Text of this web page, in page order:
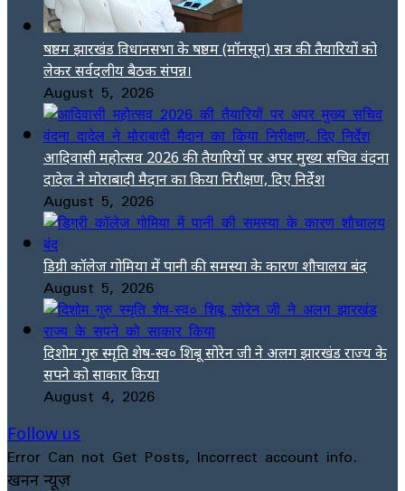
षष्ठम झारखंड विधानसभा के षष्ठम (मॉनसून) सत्र की तैयारियों को
लेकर सर्वदलीय बैठक संपन्न।
August 5, 2026
आदिवासी महोत्सव 2026 की तैयारियों पर अपर मुख्य सचिव वंदना
दादेल ने मोराबादी मैदान का किया निरीक्षण, दिए निर्देश
August 5, 2026
डिग्री कॉलेज गोमिया में पानी की समस्या के कारण शौचालय बंद
August 5, 2026
दिशोम गुरु स्मृति शेष-स्व० शिबू सोरेन जी ने अलग झारखंड राज्य के
सपने को साकार किया
August 4, 2026
Follow us
Error Can not Get Posts, Incorrect account info.
खनन न्यूज़